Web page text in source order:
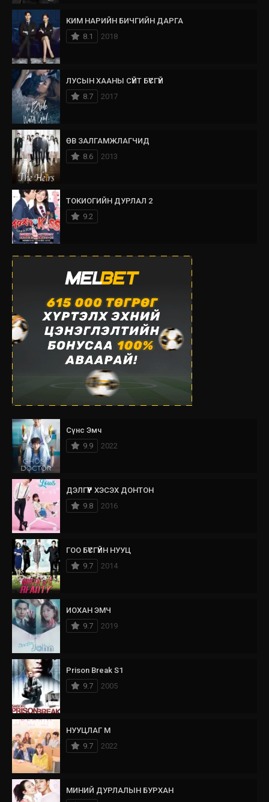
КИМ НАРИЙН БИЧГИЙН ДАРГА
8.1
2018
ЛУСЫН ХААНЫ СҮЙТ БҮСГҮЙ
8.7
2017
ӨВ ЗАЛГАМЖЛАГЧИД
8.6
2013
ТОКИОГИЙН ДУРЛАЛ 2
9.2
Сүнс Эмч
9.9
2022
ДЭЛГҮҮР ХЭСЭХ ДОНТОН
9.8
2016
ГОО БҮСГҮЙН НУУЦ
9.7
2014
ИОХАН ЭМЧ
9.7
2019
Prison Break S1
9.7
2005
НУУЦЛАГ М
9.7
2022
МИНИЙ ДУРЛАЛЫН БУРХАН